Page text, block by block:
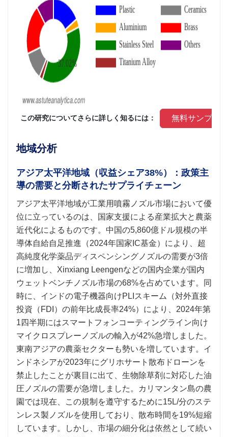
この研究についてさらに詳しく知るには： 無料サンプル
地域分析
アジア太平洋地域（収益シェア38%）：政策主
導の需要と分断されたサプライチェーン
アジア太平洋地域が工業用噴霧ノズル市場において優
位に立っているのは、国家支援による産業拡大と農薬
近代化によるものです。中国の5,860億ドル規模の半
導体自給自足推進（2024年国家IC基金）により、超
高純度化学薬品ディスペンシングノズルの需要が3倍
に増加し、Xinxiang Leengenなどの国内企業が国内
ウェットベンチノズル市場の68%を占めています。同
時に、インドの電子機器向けPLIスキーム（対外直接
投資（FDI）の前年比成長率24%）により、2024年第
1四半期にはスマートフォンコーティングライン向け
マイクロスプレーノズルの輸入が42%急増しました。
東南アジアの農薬セクターも勢いを増しています。イ
ンドネシアが2023年にグリホサート散布ドローンを
禁止したことが裏目に出て、生物除草剤に対応した油
圧ノズルの需要が急増しました。カリマンタン島の農
園では現在、この規制を遵守するために15L/分のステ
ンレス製ノズルを使用しており、散布時間を19%短縮
しています。しかし、市場の細分化は依然として続い